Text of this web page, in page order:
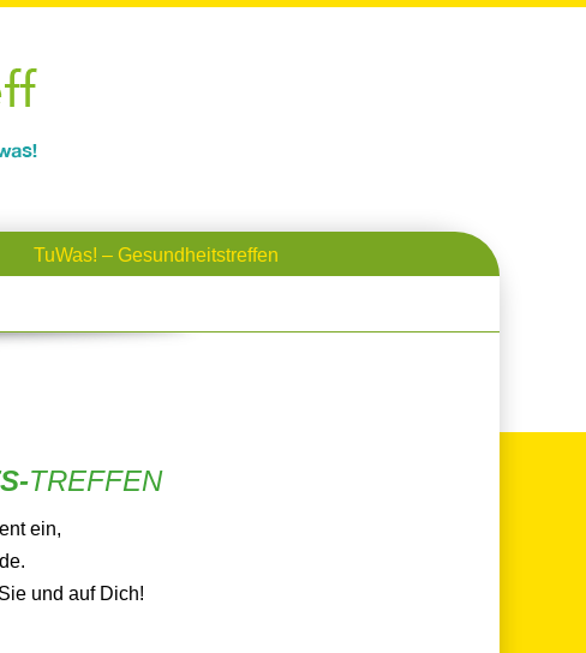
TuWas! – Gesundheitstreffen
TREFFEN
ein,
und auf Dich!